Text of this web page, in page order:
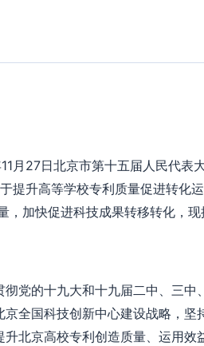
月27日北京市第十五届人民代表
提升高等学校专利质量促进转化
加快促进科技成果转移转化，现
党的十九大和十九届二中、三中
全国科技创新中心建设战略，坚
北京高校专利创造质量、运用效